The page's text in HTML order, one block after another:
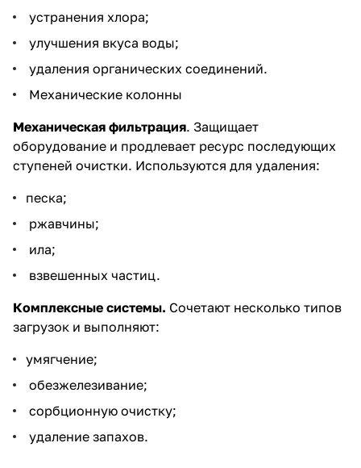
устранения хлора;
улучшения вкуса воды;
удаления органических соединений.
Механические колонны
Механическая фильтрация. Защищает
оборудование и продлевает ресурс последующих
ступеней очистки. Используются для удаления:
песка;
ржавчины;
ила;
взвешенных частиц.
Комплексные системы. Сочетают несколько типов
загрузок и выполняют:
умягчение;
обезжелезивание;
сорбционную очистку;
удаление запахов.